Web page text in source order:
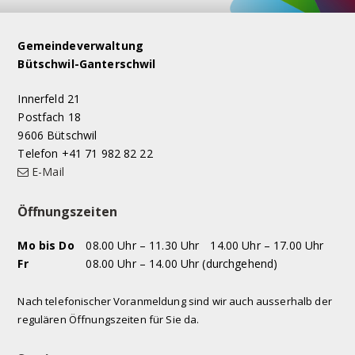
Gemeindeverwaltung
Bütschwil-Ganterschwil
Innerfeld 21
Postfach 18
9606 Bütschwil
Telefon +41 71 982 82 22
E-Mail
Öffnungszeiten
WOCHENTAG VORMITTAG NACHMITTAG
Mo bis Do 08.00 Uhr – 11.30 Uhr
14.00 Uhr – 17.00 Uhr
Fr
08.00 Uhr – 14.00 Uhr (durchgehend)
Nach telefonischer Voranmeldung sind wir auch ausserhalb der
regulären Öffnungszeiten für Sie da.